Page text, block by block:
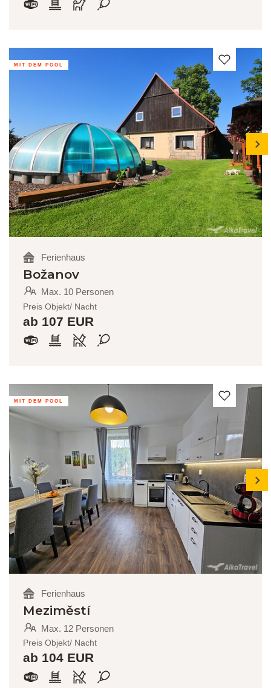
MIT DEM POOL
next
Ferienhaus
Božanov
Max. 10 Personen
Preis Objekt/ Nacht
ab 107 EUR
MIT DEM POOL
next
Ferienhaus
Meziměstí
Max. 12 Personen
Preis Objekt/ Nacht
ab 104 EUR